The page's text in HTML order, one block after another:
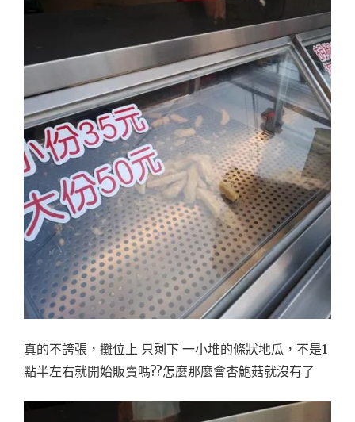
真的不誇張，攤位上 只剩下 一小堆的條狀地瓜，不是1
點半左右就開始販賣嗎??怎麼那麼會杏鮑菇就沒有了